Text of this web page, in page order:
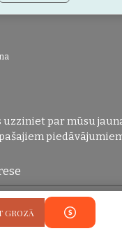
GROZĀ
par mūsu
ar sadaļu
noteikumiem